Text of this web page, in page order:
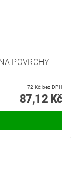
POVRCHY
72 Kč bez DPH
87,12 Kč